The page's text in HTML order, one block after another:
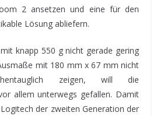
2 ansetzen und eine für den
Lösung abliefern.
knapp 550 g nicht gerade gering
mit 180 mm x 67 mm nicht
zeigen, will die
allem unterwegs gefallen. Damit
der zweiten Generation der